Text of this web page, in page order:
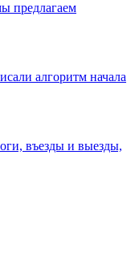
предлагаем
алгоритм начала
въезды и выезды,